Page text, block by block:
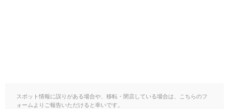
スポット情報に誤りがある場合や、移転・閉店している場合は、こちらのフ
ォームよりご報告いただけると幸いです。